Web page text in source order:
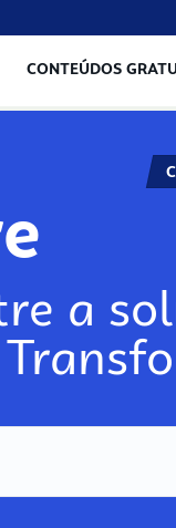
CONTEÚDOS
a